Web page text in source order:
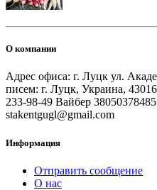
О компании
Адрес офиса: г. Луцк ул.
писем: г. Луцк, Украина,
233-98-49 Вайбер
stakentgugl@gmail.com
Информация
Отправить сообщение
О нас